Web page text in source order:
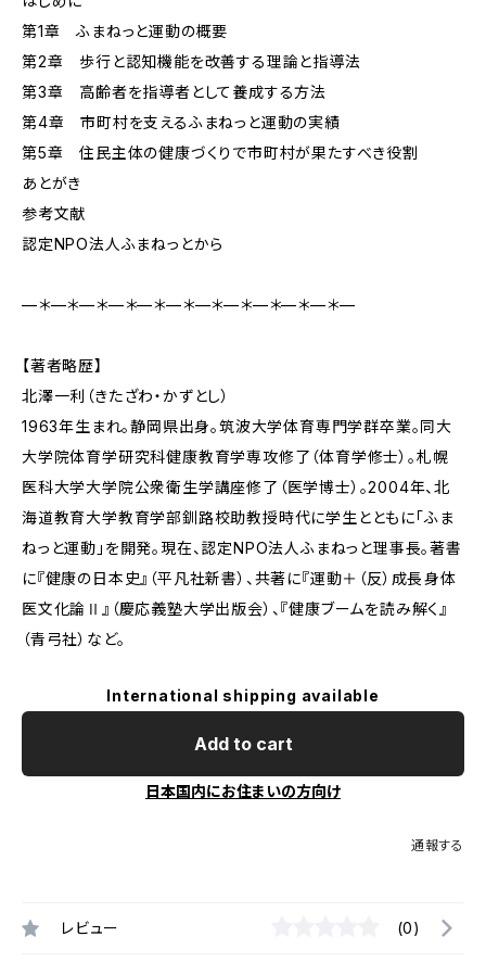
第1章 ふまねっと運動の概要
第2章 歩行と認知機能を改善する理論と指導法
第3章 高齢者を指導者として養成する方法
第4章 市町村を支えるふまねっと運動の実績
第5章 住民主体の健康づくりで市町村が果たすべき役割
あとがき
参考文献
認定NPO法人ふまねっとから
—＊—＊—＊—＊—＊—＊—＊—＊—＊—＊—＊—
【著者略歴】
北澤一利（きたざわ・かずとし）
1963年生まれ。静岡県出身。筑波大学体育専門学群卒業。同大
大学院体育学研究科健康教育学専攻修了（体育学修士）。札幌
医科大学大学院公衆衛生学講座修了（医学博士）。2004年、北
海道教育大学教育学部釧路校助教授時代に学生とともに「ふま
ねっと運動」を開発。現在、認定NPO法人ふまねっと理事長。著書
に『健康の日本史』（平凡社新書）、共著に『運動＋（反）成長――身体
医文化論Ⅱ』（慶応義塾大学出版会）、『健康ブームを読み解く』
（青弓社）など。
International shipping available
Add to cart
日本国内にお住まいの方向け
通報する
レビュー (0)